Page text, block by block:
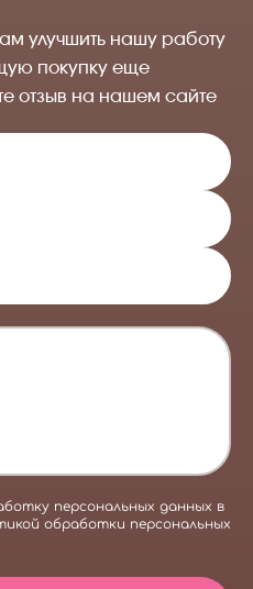
улучшить нашу работу
покупку еще
отзыв на нашем сайте
персональных данных в
обработки персональных